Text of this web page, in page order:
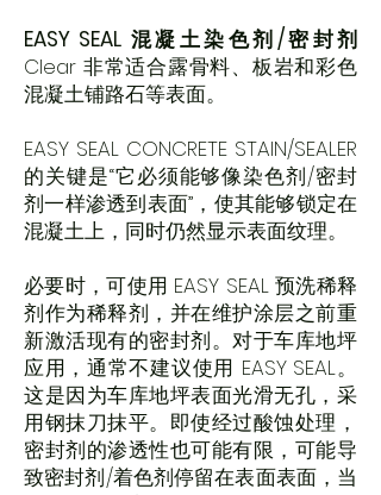
EASY SEAL 混凝土染色剂/密封剂
Clear 非常适合露骨料、板岩和彩色
混凝土铺路石等表面。
EASY SEAL CONCRETE STAIN/SEALER
的关键是“它必须能够像染色剂/密封
剂一样渗透到表面”，使其能够锁定在
混凝土上，同时仍然显示表面纹理。
必要时，可使用 EASY SEAL 预洗稀释
剂作为稀释剂，并在维护涂层之前重
新激活现有的密封剂。对于车库地坪
应用，通常不建议使用 EASY SEAL。
这是因为车库地坪表面光滑无孔，采
用钢抹刀抹平。即使经过酸蚀处理，
密封剂的渗透性也可能有限，可能导
致密封剂/着色剂停留在表面表面，当